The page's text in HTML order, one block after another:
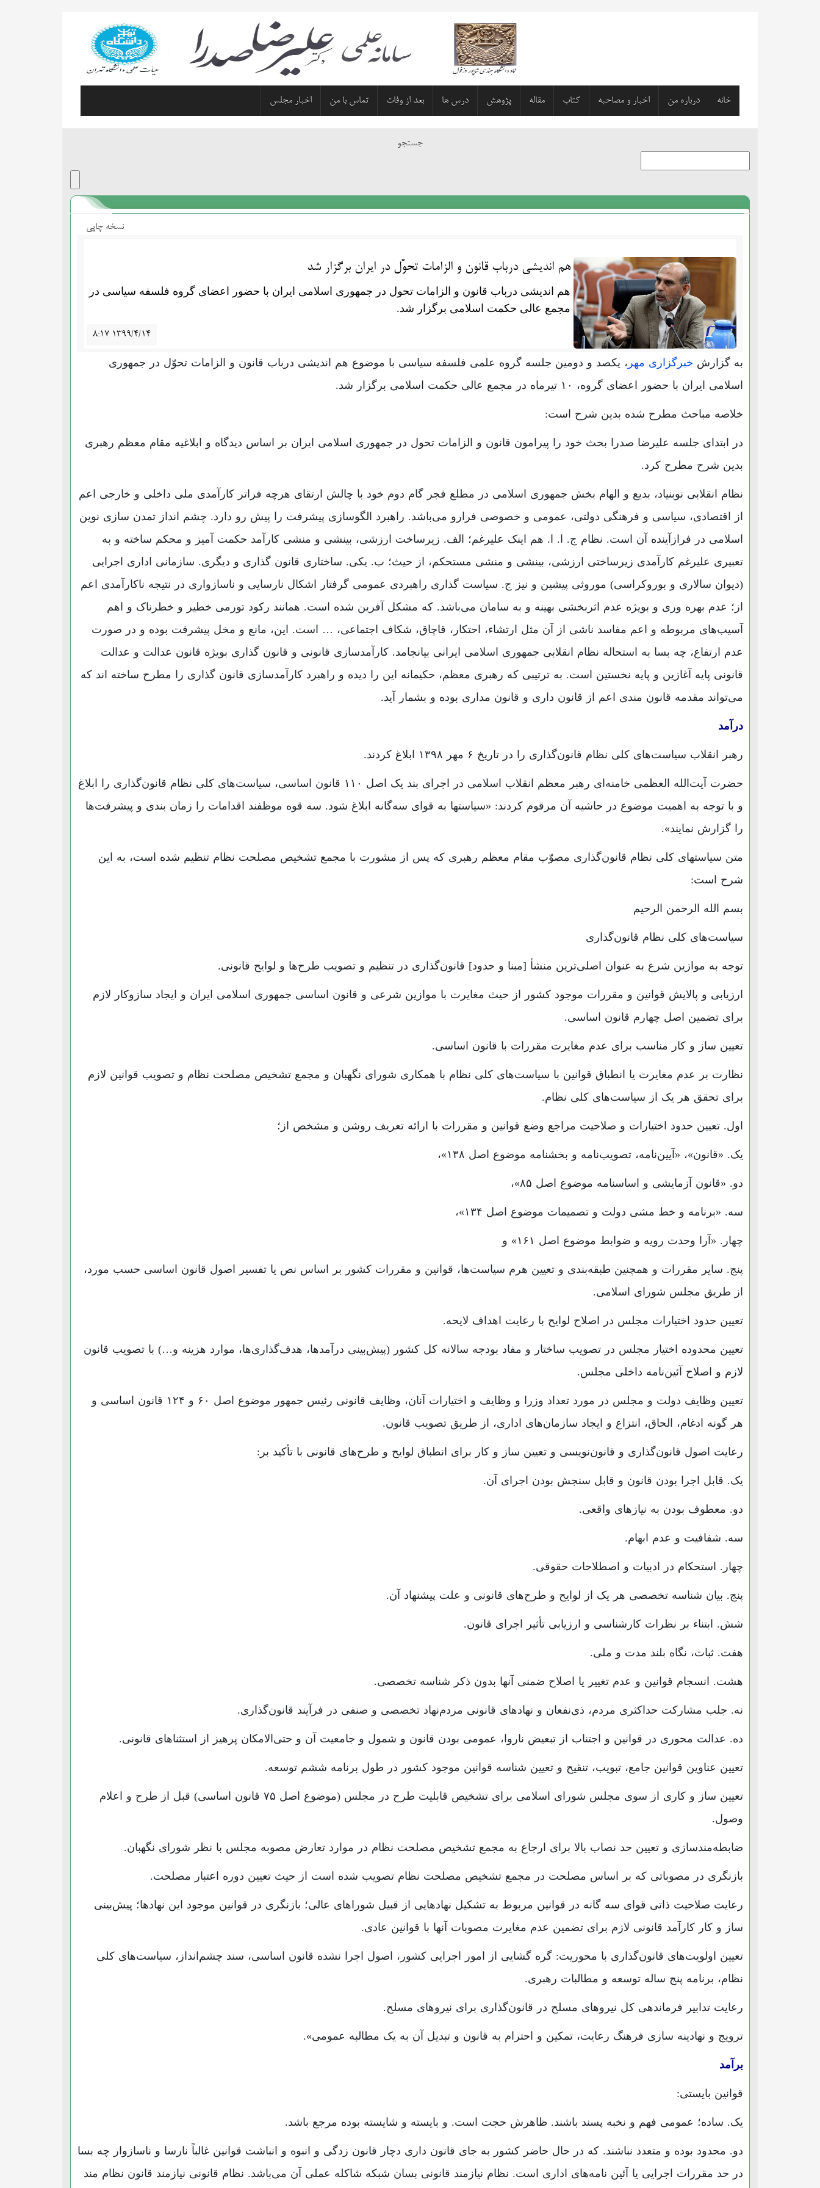
خانه درباره من اخبار و مصاحبه کتاب مقاله پژوهش درس ها بعد از وفات تماس با من اخبار مجلس
جستجو
نسخه چاپی
هم اندیشی درباب قانون و الزامات تحوّل در ایران برگزار شد
هم اندیشی درباب قانون و الزامات تحول در جمهوری اسلامی ایران با حضور اعضای گروه فلسفه سیاسی در
مجمع عالی حکمت اسلامی برگزار شد.
۸:۱۷ ۱۳۹۹/۴/۱۴
به گزارش خبرگزاری مهر ، یکصد و دومین جلسه گروه علمی فلسفه سیاسی با موضوع هم اندیشی درباب قانون و الزامات تحوّل در جمهوری
اسلامی ایران با حضور اعضای گروه، ۱۰ تیرماه در مجمع عالی حکمت اسلامی برگزار شد.
خلاصه مباحث مطرح شده بدین شرح است:
در ابتدای جلسه علیرضا صدرا بحث خود را پیرامون قانون و الزامات تحول در جمهوری اسلامی ایران بر اساس دیدگاه و ابلاغیه مقام معظم رهبری
بدین شرح مطرح کرد.
نظام انقلابی نوبنیاد، بدیع و الهام بخش جمهوری اسلامی در مطلع فجر گام دوم خود با چالش ارتقای هرچه فراتر کارآمدی ملی داخلی و خارجی اعم
از اقتصادی، سیاسی و فرهنگی دولتی، عمومی و خصوصی فرارو می‌باشد. راهبرد الگوسازی پیشرفت را پیش رو دارد. چشم انداز تمدن سازی نوین
اسلامی در فرازآینده آن است. نظام ج. ا. ا. هم اینک علیرغم؛ الف. زیرساخت ارزشی، بینشی و منشی کارآمد حکمت آمیز و محکم ساخته و به
تعبیری علیرغم کارآمدی زیرساختی ارزشی، بینشی و منشی مستحکم، از حیث؛ ب. یکی. ساختاری قانون گذاری و دیگری. سازمانی اداری اجرایی
(دیوان سالاری و بوروکراسی) موروثی پیشین و نیز ج. سیاست گذاری راهبردی عمومی گرفتار اشکال نارسایی و ناسازواری در نتیجه ناکارآمدی اعم
از؛ عدم بهره وری و بویژه عدم اثربخشی بهینه و به سامان می‌باشد. که مشکل آفرین شده است. همانند رکود تورمی خطیر و خطرناک و اهم
آسیب‌های مربوطه و اعم مفاسد ناشی از آن مثل ارتشاء، احتکار، قاچاق، شکاف اجتماعی، … است. این، مانع و مخل پیشرفت بوده و در صورت
عدم ارتفاع، چه بسا به استحاله نظام انقلابی جمهوری اسلامی ایرانی بیانجامد. کارآمدسازی قانونی و قانون گذاری بویژه قانون عدالت و عدالت
قانونی پایه آغازین و پایه نخستین است. به ترتیبی که رهبری معظم، حکیمانه این را دیده و راهبرد کارآمدسازی قانون گذاری را مطرح ساخته اند که
می‌تواند مقدمه قانون مندی اعم از قانون داری و قانون مداری بوده و بشمار آید.
درآمد
رهبر انقلاب سیاست‌های کلی نظام قانون‌گذاری را در تاریخ ۶ مهر ۱۳۹۸ ابلاغ کردند.
حضرت آیت‌الله العظمی خامنه‌ای رهبر معظم انقلاب اسلامی در اجرای بند یک اصل ۱۱۰ قانون اساسی، سیاست‌های کلی نظام قانون‌گذاری را ابلاغ
و با توجه به اهمیت موضوع در حاشیه آن مرقوم کردند: «سیاستها به قوای سه‌گانه ابلاغ شود. سه قوه موظفند اقدامات را زمان بندی و پیشرفت‌ها
را گزارش نمایند».
متن سیاستهای کلی نظام قانون‌گذاری مصوّب مقام معظم رهبری که پس از مشورت با مجمع تشخیص مصلحت نظام تنظیم شده است، به این
شرح است:
بسم الله الرحمن الرحیم
سیاست‌های کلی نظام قانون‌گذاری
توجه به موازین شرع به عنوان اصلی‌ترین منشأ [مبنا و حدود] قانون‌گذاری در تنظیم و تصویب طرح‌ها و لوایح قانونی.
ارزیابی و پالایش قوانین و مقررات موجود کشور از حیث مغایرت با موازین شرعی و قانون اساسی جمهوری اسلامی ایران و ایجاد سازوکار لازم
برای تضمین اصل چهارم قانون اساسی.
تعیین ساز و کار مناسب برای عدم مغایرت مقررات با قانون اساسی.
نظارت بر عدم مغایرت یا انطباق قوانین با سیاست‌های کلی نظام با همکاری شورای نگهبان و مجمع تشخیص مصلحت نظام و تصویب قوانین لازم
برای تحقق هر یک از سیاست‌های کلی نظام.
اول. تعیین حدود اختیارات و صلاحیت مراجع وضع قوانین و مقررات با ارائه تعریف روشن و مشخص از؛
یک. «قانون»، «آیین‌نامه، تصویب‌نامه و بخشنامه موضوع اصل ۱۳۸»،
دو. «قانون آزمایشی و اساسنامه موضوع اصل ۸۵»،
سه. «برنامه و خط مشی دولت و تصمیمات موضوع اصل ۱۳۴»،
چهار. «آرا وحدت رویه و ضوابط موضوع اصل ۱۶۱» و
پنج. سایر مقررات و همچنین طبقه‌بندی و تعیین هرم سیاست‌ها، قوانین و مقررات کشور بر اساس نص یا تفسیر اصول قانون اساسی حسب مورد،
از طریق مجلس شورای اسلامی.
تعیین حدود اختیارات مجلس در اصلاح لوایح با رعایت اهداف لایحه.
تعیین محدوده اختیار مجلس در تصویب ساختار و مفاد بودجه سالانه کل کشور (پیش‌بینی درآمدها، هدف‌گذاری‌ها، موارد هزینه و…) با تصویب قانون
لازم و اصلاح آئین‌نامه داخلی مجلس.
تعیین وظایف دولت و مجلس در مورد تعداد وزرا و وظایف و اختیارات آنان، وظایف قانونی رئیس جمهور موضوع اصل ۶۰ و ۱۲۴ قانون اساسی و
هر گونه ادغام، الحاق، انتزاع و ایجاد سازمان‌های اداری، از طریق تصویب قانون.
رعایت اصول قانون‌گذاری و قانون‌نویسی و تعیین ساز و کار برای انطباق لوایح و طرح‌های قانونی با تأکید بر:
یک. قابل اجرا بودن قانون و قابل سنجش بودن اجرای آن.
دو. معطوف بودن به نیازهای واقعی.
سه. شفافیت و عدم ابهام.
چهار. استحکام در ادبیات و اصطلاحات حقوقی.
پنج. بیان شناسه تخصصی هر یک از لوایح و طرح‌های قانونی و علت پیشنهاد آن.
شش. ابتناء بر نظرات کارشناسی و ارزیابی تأثیر اجرای قانون.
هفت. ثبات، نگاه بلند مدت و ملی.
هشت. انسجام قوانین و عدم تغییر یا اصلاح ضمنی آنها بدون ذکر شناسه تخصصی.
نه. جلب مشارکت حداکثری مردم، ذی‌نفعان و نهادهای قانونی مردم‌نهاد تخصصی و صنفی در فرآیند قانون‌گذاری.
ده. عدالت محوری در قوانین و اجتناب از تبعیض ناروا، عمومی بودن قانون و شمول و جامعیت آن و حتی‌الامکان پرهیز از استثناهای قانونی.
تعیین عناوین قوانین جامع، تبویب، تنقیح و تعیین شناسه قوانین موجود کشور در طول برنامه ششم توسعه.
تعیین ساز و کاری از سوی مجلس شورای اسلامی برای تشخیص قابلیت طرح در مجلس (موضوع اصل ۷۵ قانون اساسی) قبل از طرح و اعلام
وصول.
ضابطه‌مندسازی و تعیین حد نصاب بالا برای ارجاع به مجمع تشخیص مصلحت نظام در موارد تعارض مصوبه مجلس با نظر شورای نگهبان.
بازنگری در مصوباتی که بر اساس مصلحت در مجمع تشخیص مصلحت نظام تصویب شده است از حیث تعیین دوره اعتبار مصلحت.
رعایت صلاحیت ذاتی قوای سه گانه در قوانین مربوط به تشکیل نهادهایی از قبیل شوراهای عالی؛ بازنگری در قوانین موجود این نهادها؛ پیش‌بینی
ساز و کار کارآمد قانونی لازم برای تضمین عدم مغایرت مصوبات آنها با قوانین عادی.
تعیین اولویت‌های قانون‌گذاری با محوریت: گره گشایی از امور اجرایی کشور، اصول اجرا نشده قانون اساسی، سند چشم‌انداز، سیاست‌های کلی
نظام، برنامه پنج ساله توسعه و مطالبات رهبری.
رعایت تدابیر فرماندهی کل نیروهای مسلح در قانون‌گذاری برای نیروهای مسلح.
ترویج و نهادینه سازی فرهنگ رعایت، تمکین و احترام به قانون و تبدیل آن به یک مطالبه عمومی».
برآمد
قوانین بایستی:
یک. ساده؛ عمومی فهم و نخبه پسند باشند. ظاهرش حجت است. و بایسته و شایسته بوده مرجع باشد.
دو. محدود بوده و متعدد نباشند. که در حال حاضر کشور به جای قانون داری دچار قانون زدگی و انبوه و انباشت قوانین غالباً نارسا و ناسازوار چه بسا
در حد مقررات اجرایی یا آئین نامه‌های اداری است. نظام نیازمند قانونی بسان شبکه شاکله عملی آن می‌باشد. نظام قانونی نیازمند قانون نظام مند